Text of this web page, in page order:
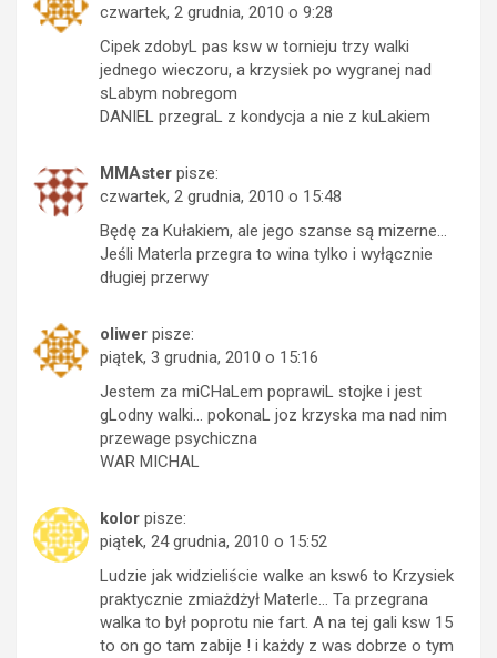
czwartek, 2 grudnia, 2010 o 9:28
Cipek zdobyL pas ksw w tornieju trzy walki
jednego wieczoru, a krzysiek po wygranej nad
sLabym nobregom
DANIEL przegraL z kondycja a nie z kuLakiem
MMAster pisze:
czwartek, 2 grudnia, 2010 o 15:48
Będę za Kułakiem, ale jego szanse są mizerne…
Jeśli Materla przegra to wina tylko i wyłącznie
długiej przerwy
oliwer pisze:
piątek, 3 grudnia, 2010 o 15:16
Jestem za miCHaLem poprawiL stojke i jest
gLodny walki… pokonaL joz krzyska ma nad nim
przewage psychiczna
WAR MICHAL
kolor pisze:
piątek, 24 grudnia, 2010 o 15:52
Ludzie jak widzieliście walke an ksw6 to Krzysiek
praktycznie zmiażdżył Materle… Ta przegrana
walka to był poprotu nie fart. A na tej gali ksw 15
to on go tam zabije ! i każdy z was dobrze o tym